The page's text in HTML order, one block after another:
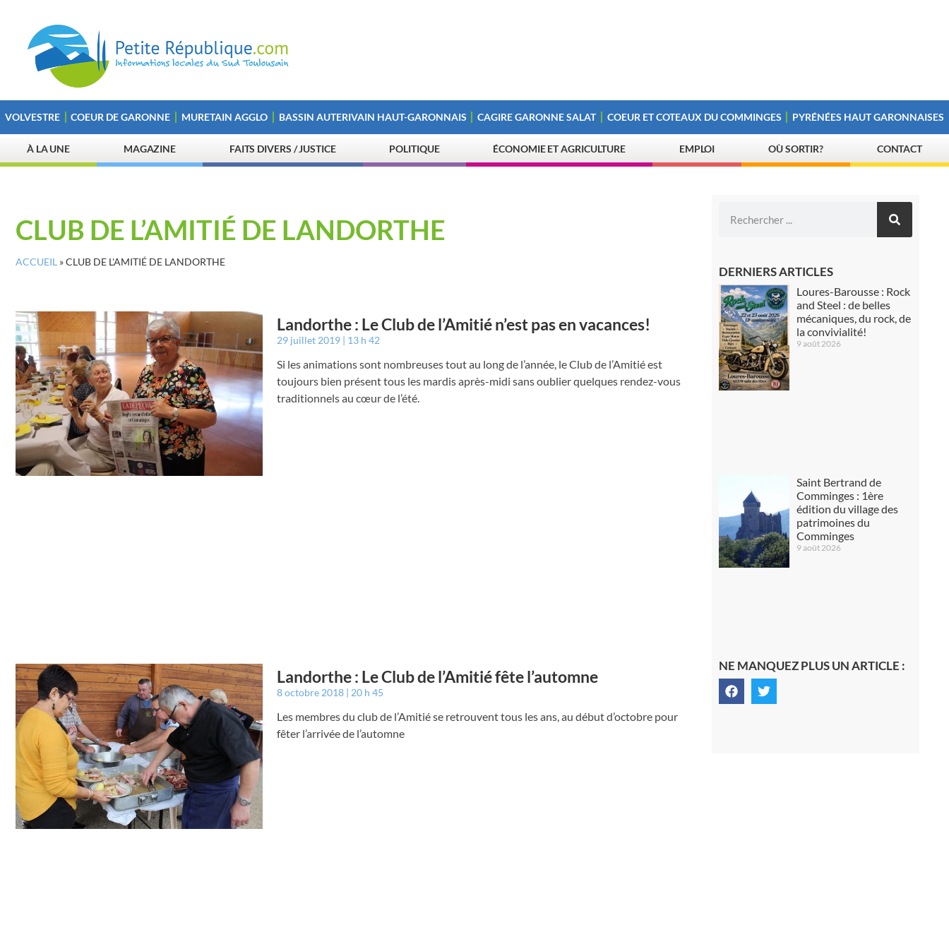
VOLVESTRE COEUR DE GARONNE MURETAIN AGGLO BASSIN AUTERIVAIN HAUT-GARONNAIS CAGIRE GARONNE SALAT COEUR ET COTEAUX DU COMMINGES PYRÉNÉES HAUT GARONNAISES
À LA UNE MAGAZINE FAITS DIVERS / JUSTICE POLITIQUE ÉCONOMIE ET AGRICULTURE EMPLOI OÙ SORTIR? CONTACT
CLUB DE L’AMITIÉ DE LANDORTHE
ACCUEIL »CLUB DE L'AMITIÉ DE LANDORTHE
Landorthe : Le Club de l’Amitié n’est pas en vacances!
29 juillet 2019 13 h 42
Si les animations sont nombreuses tout au long de l’année, le Club de l’Amitié est
toujours bien présent tous les mardis après-midi sans oublier quelques rendez-vous
traditionnels au cœur de l’été.
Landorthe : Le Club de l’Amitié fête l’automne
8 octobre 2018 20 h 45
Les membres du club de l’Amitié se retrouvent tous les ans, au début d’octobre pour
fêter l’arrivée de l’automne
DERNIERS ARTICLES
Loures-Barousse : Rock
and Steel : de belles
mécaniques, du rock, de
la convivialité!
9 août 2026
Saint Bertrand de
Comminges : 1ère
édition du village des
patrimoines du
Comminges
9 août 2026
NE MANQUEZ PLUS UN ARTICLE :